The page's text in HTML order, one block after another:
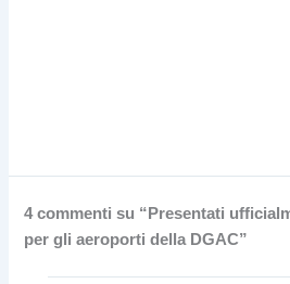
4 commenti su “Presentati
per gli aeroporti della DGAC”